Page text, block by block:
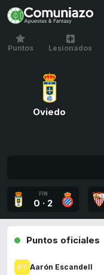
Puntos Lesionados
Oviedo
FIN
0 · 2
Puntos oficiales
Aarón Escandell